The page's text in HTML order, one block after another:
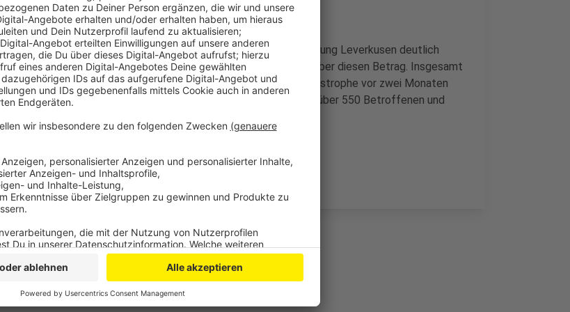
Seit Anfang August war die Spendenbereitschaft laut Bürgerstiftung Leverkusen deutlich
zurückgegangen. Deshalb freuen sich die Verantwortlichen sehr über diesen Betrag. Insgesamt
sind auf dem Konto der Bürgerstiftung seit der Hochwasser-Katastrophe vor zwei Monaten
über 1,4 Millionen Euro eingegangen. Mit dem Geld konnte schon über 550 Betroffenen und